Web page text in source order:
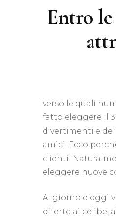
Entro le
verso le quali
fatto eleggere il
divertimenti e
amici. Ecco
clienti!
eleggere nuove
Al giorno d’oggi
offerto ai celibe,